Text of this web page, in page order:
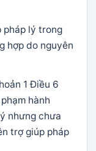
pháp lý trong
hợp do nguyên
1 Điều 6
hành
nhưng chưa
trợ giúp pháp